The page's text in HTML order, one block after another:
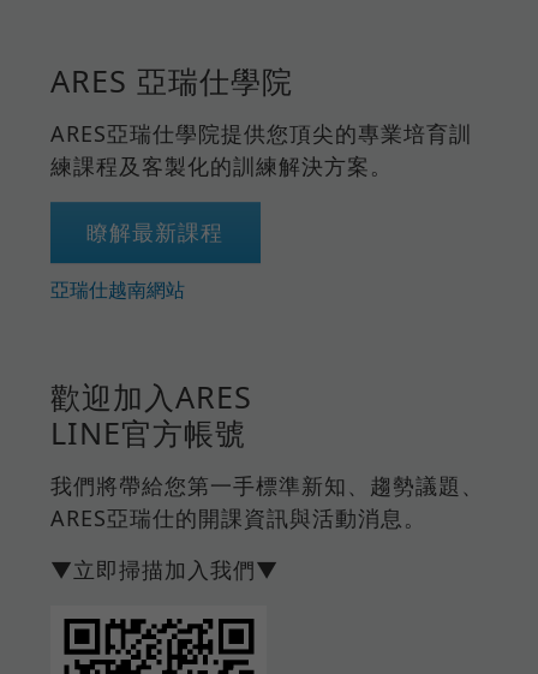
ARES 亞瑞仕學院
ARES亞瑞仕學院提供您頂尖的專業培育訓
練課程及客製化的訓練解決方案。
瞭解最新課程
亞瑞仕越南網站
歡迎加入ARES
LINE官方帳號
我們將帶給您第一手標準新知、趨勢議題、
ARES亞瑞仕的開課資訊與活動消息。
▼立即掃描加入我們▼